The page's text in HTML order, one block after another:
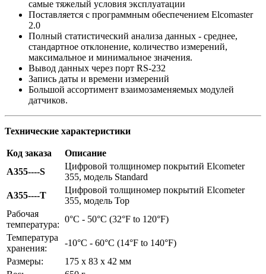
самые тяжелый условия эксплуатации
Поставляется с программным обеспечением Elcomaster
2.0
Полный статистический анализа данных - среднее,
стандартное отклонение, количество измерений,
максимальное и минимальное значения.
Вывод данных через порт RS-232
Запись даты и времени измерений
Большой ассортимент взаимозаменяемых модулей
датчиков.
Технические характеристики
Код заказа
Описание
A355----S
Цифровой толщиномер покрытий Elcometer
355, модель Standard
A355----T
Цифровой толщиномер покрытий Elcometer
355, модель Top
Рабочая
температура:
0°C - 50°C (32°F to 120°F)
Температура
хранения:
-10°C - 60°C (14°F to 140°F)
Размеры:
175 x 83 x 42 мм